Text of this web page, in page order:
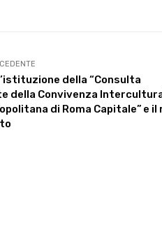
della “Consulta
della Convivenza
di Roma Capitale” e il